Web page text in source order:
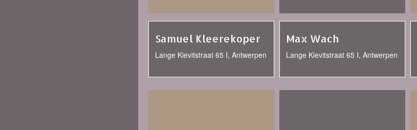
Samuel Kleerekoper
Lange Kievitstraat 65 I, Antwerpen
Max Wach
Lange Kievitstraat 65 I, Antwerpen